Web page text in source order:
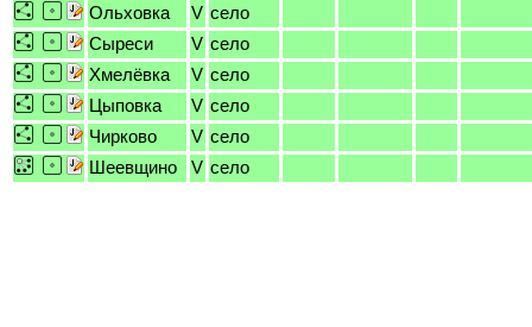
Ольховка
V село
Сыреси
V село
Хмелёвка
V село
Цыповка
V село
Чирково
V село
Шеевщино
V село